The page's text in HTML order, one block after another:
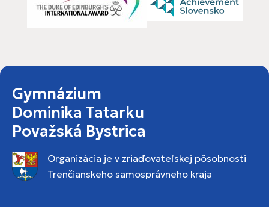
Gymnázium
Dominika Tatarku
Považská Bystrica
Organizácia je v zriaďovateľskej pôsobnosti
Trenčianskeho samosprávneho kraja